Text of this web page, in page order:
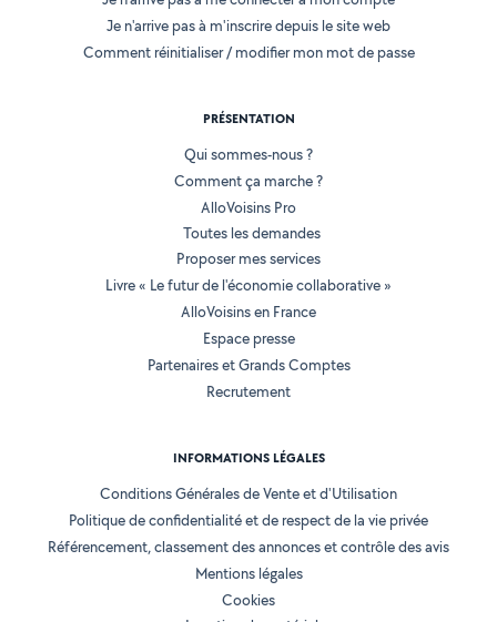
Je n'arrive pas à m'inscrire depuis le site web
Comment réinitialiser / modifier mon mot de passe
PRÉSENTATION
Qui sommes-nous ?
Comment ça marche ?
AlloVoisins Pro
Toutes les demandes
Proposer mes services
Livre « Le futur de l'économie collaborative »
AlloVoisins en France
Espace presse
Partenaires et Grands Comptes
Recrutement
INFORMATIONS LÉGALES
Conditions Générales de Vente et d'Utilisation
Politique de confidentialité et de respect de la vie privée
Référencement, classement des annonces et contrôle des avis
Mentions légales
Cookies